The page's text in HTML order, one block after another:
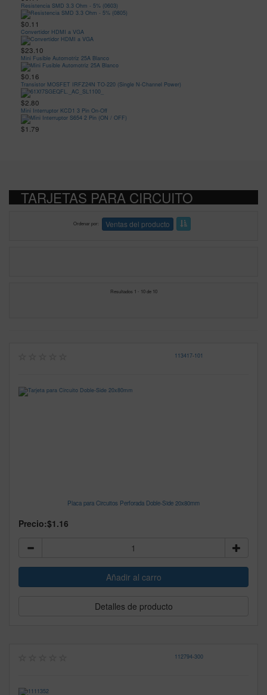
Resistencia SMD 3.3 Ohm - 5% (0603)
$0.11
Convertidor HDMI a VGA
$23.10
Mini Fusible Automotriz 25A Blanco
$0.16
Transistor MOSFET IRFZ24N TO-220 (Single N-Channel Power)
$2.80
Mini Interruptor KCD1 3 Pin On-Off
$1.79
TARJETAS PARA CIRCUITO
Ordenar por Ventas del producto
Resultados 1 - 10 de 10
113417-101
Placa para Circuitos Perforada Doble-Side 20x80mm
Precio:$1.16
Detalles de producto
112794-300